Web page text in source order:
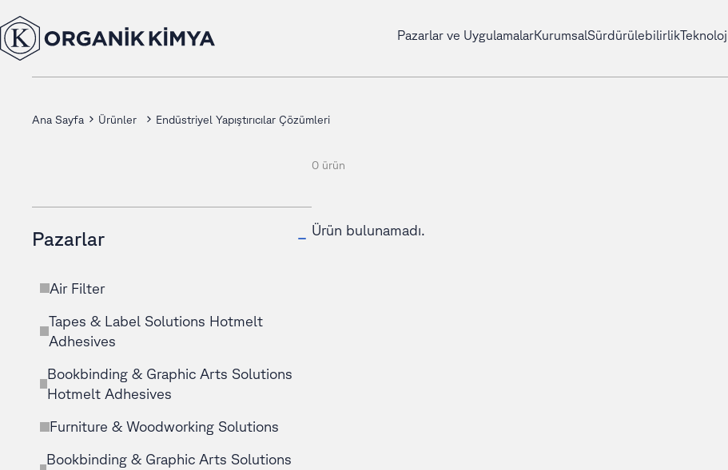
Pazarlar ve UygulamalarKurumsalSürdürülebilirlik
Ana Sayfa Ürünler Endüstriyel Yapıştırıcılar Çözümleri
Pazarlar
Air Filter
Tapes & Label Solutions Hotmelt
Adhesives
Bookbinding & Graphic Arts Solutions
Hotmelt Adhesives
Furniture & Woodworking Solutions
Bookbinding & Graphic Arts Solutions
0 ürün
Ürün bulunamadı.